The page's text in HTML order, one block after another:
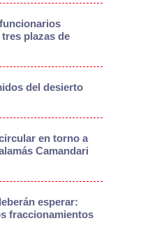
plazas de
del desierto
en torno a
Camandari
esperar:
fraccionamientos